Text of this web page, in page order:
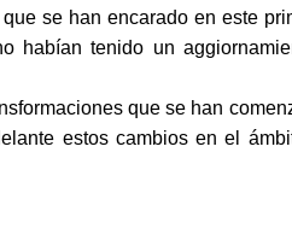
se han encarado en este
habían tenido un
que se han
estos cambios en el